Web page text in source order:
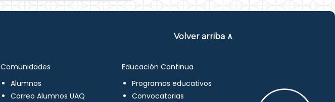
Volver arriba ∧
Comunidades
Alumnos
Correo Alumnos UAQ
Educación Continua
Programas educativos
Convocatorias